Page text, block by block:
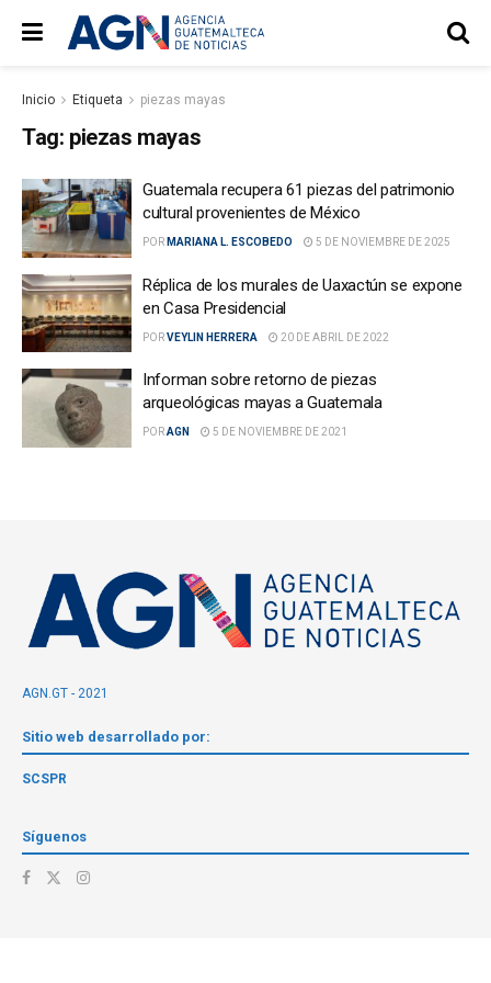
Inicio Etiqueta piezas mayas
Tag: piezas mayas
Guatemala recupera 61 piezas del patrimonio
cultural provenientes de México
POR MARIANA L. ESCOBEDO 5 DE NOVIEMBRE DE 2025
Réplica de los murales de Uaxactún se expone
en Casa Presidencial
PORVEYLIN HERRERA 20 DE ABRIL DE 2022
Informan sobre retorno de piezas
arqueológicas mayas a Guatemala
PORAGN 5 DE NOVIEMBRE DE 2021
AGN.GT - 2021
Sitio web desarrollado por:
SCSPR
Síguenos